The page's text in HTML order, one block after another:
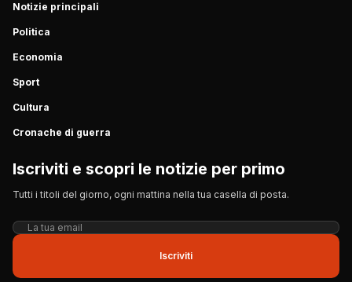
Notizie principali
Politica
Economia
Sport
Cultura
Cronache di guerra
Iscriviti e scopri le notizie per primo
Tutti i titoli del giorno, ogni mattina nella tua casella di posta.
Iscriviti